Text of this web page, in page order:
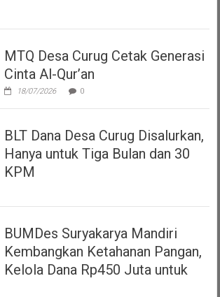
MTQ Desa Curug Cetak Generasi
Cinta Al-Qur’an
18/07/2026 0
BLT Dana Desa Curug Disalurkan,
Hanya untuk Tiga Bulan dan 30
KPM
BUMDes Suryakarya Mandiri
Kembangkan Ketahanan Pangan,
Kelola Dana Rp450 Juta untuk